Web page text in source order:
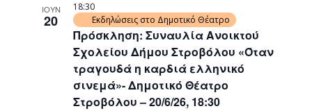
ΙΟΥΝ
20
Πρόσκληση: Συναυλία Ανοικτού
Σχολείου Δήμου Στροβόλου «Όταν
τραγουδά η καρδιά ελληνικό
σινεμά»- Δημοτικό Θέατρο
Στροβόλου – 20/6/26, 18:30
18:30
Εκδηλώσεις στο Δημοτικό Θέατρο